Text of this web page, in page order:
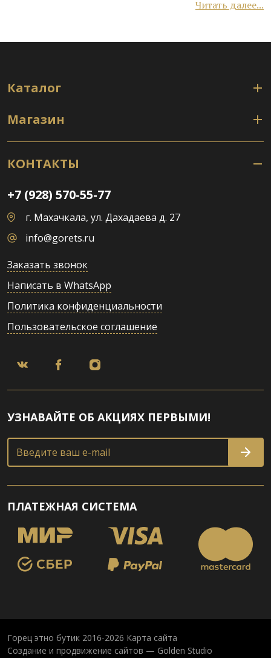
Читать далее...
Каталог
Магазин
КОНТАКТЫ
+7 (928) 570-55-77
г. Махачкала, ул. Дахадаева д. 27
info@gorets.ru
Заказать звонок
Написать в WhatsApp
Политика конфиденциальности
Пользовательское соглашение
УЗНАВАЙТЕ ОБ АКЦИЯХ ПЕРВЫМИ!
Введите ваш e-mail
ПЛАТЕЖНАЯ СИСТЕМА
Горец этно бутик 2016-2026 Карта сайта
Создание и продвижение сайтов — Golden Studio